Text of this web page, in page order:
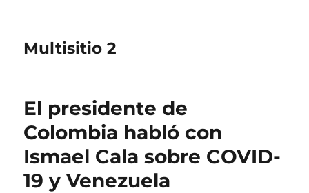
Multisitio 2
El presidente de
Colombia habló con
Ismael Cala sobre COVID-
19 y Venezuela